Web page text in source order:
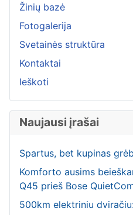
Žinių bazė
Fotogalerija
Svetainės struktūra
Kontaktai
Ieškoti
Naujausi įrašai
Spartus, bet kupinas
Komforto ausims
Q45 prieš Bose
500km elektriniu